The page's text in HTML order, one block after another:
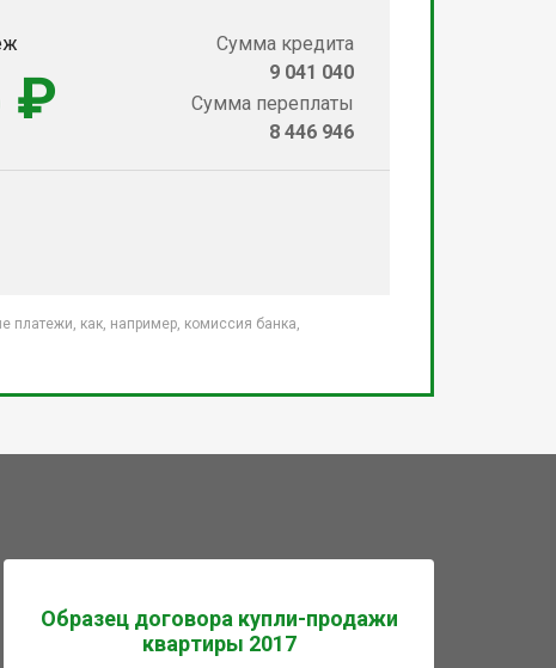
₽
Сумма кредита
9 041 040
Сумма переплаты
8 446 946
платежи, как, например, комиссия банка,
Образец договора купли-продажи
квартиры 2017